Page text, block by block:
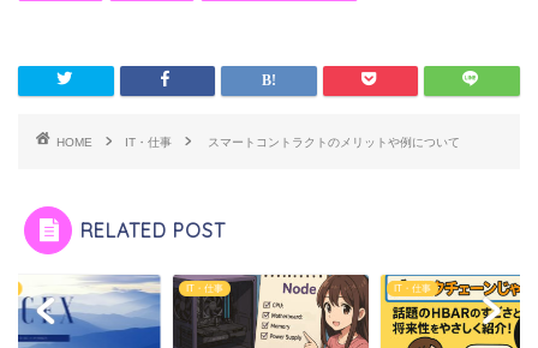
HOME IT・仕事 スマートコントラクトのメリットや例について
RELATED POST
IT・仕事 IT・仕事